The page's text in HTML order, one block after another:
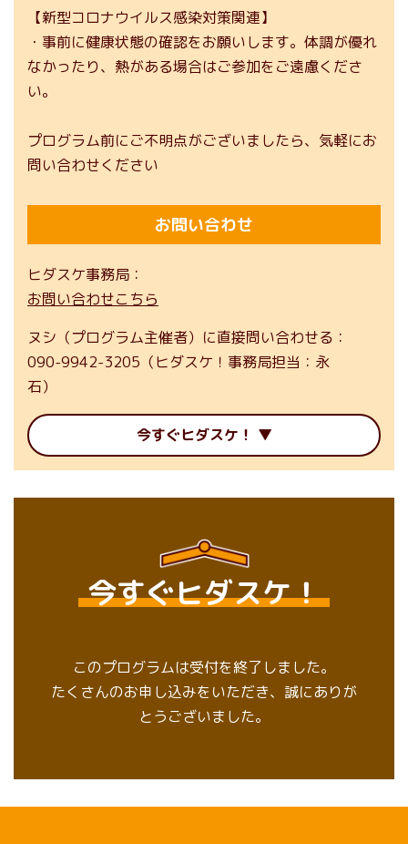
【新型コロナウイルス感染対策関連】
・事前に健康状態の確認をお願いします。体調が優れ
なかったり、熱がある場合はご参加をご遠慮くださ
い。
プログラム前にご不明点がございましたら、気軽にお
問い合わせください
お問い合わせ
ヒダスケ事務局
お問い合わせこちら
ヌシ（プログラム主催者）に直接問い合わせる
090-9942-3205（ヒダスケ！事務局担当：永
石）
今すぐヒダスケ！
今すぐヒダスケ！
このプログラムは受付を終了しました。
たくさんのお申し込みをいただき、誠にありが
とうございました。